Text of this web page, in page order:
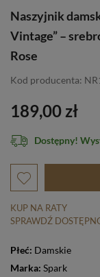
Naszyjnik
Vintage” –
Rose
Kod producenta:
189,00 zł
Dostępny!
KUP NA RATY
SPRAWDŹ
Płeć: Damskie
Marka: Spark